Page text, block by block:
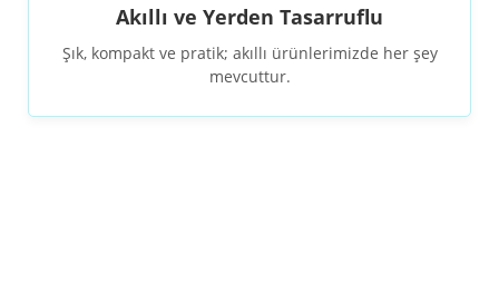
Akıllı ve Yerden Tasarruflu
Şık, kompakt ve pratik; akıllı ürünlerimizde her şey
mevcuttur.